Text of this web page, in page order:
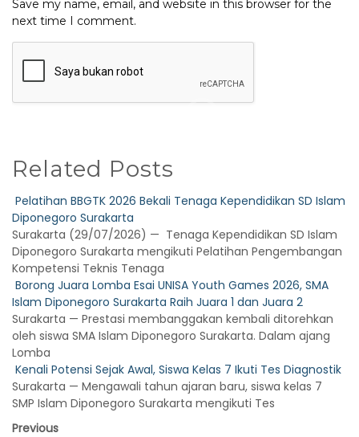
Save my name, email, and website in this browser for the
next time I comment.
Related Posts
Pelatihan BBGTK 2026 Bekali Tenaga Kependidikan SD Islam
Diponegoro Surakarta
Surakarta (29/07/2026) — Tenaga Kependidikan SD Islam
Diponegoro Surakarta mengikuti Pelatihan Pengembangan
Kompetensi Teknis Tenaga
Borong Juara Lomba Esai UNISA Youth Games 2026, SMA
Islam Diponegoro Surakarta Raih Juara 1 dan Juara 2
Surakarta — Prestasi membanggakan kembali ditorehkan
oleh siswa SMA Islam Diponegoro Surakarta. Dalam ajang
Lomba
Kenali Potensi Sejak Awal, Siswa Kelas 7 Ikuti Tes Diagnostik
Surakarta — Mengawali tahun ajaran baru, siswa kelas 7
SMP Islam Diponegoro Surakarta mengikuti Tes
Previous